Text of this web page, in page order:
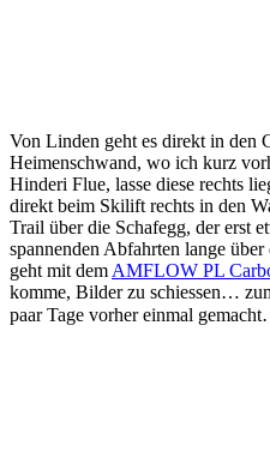
Von Linden geht es direkt in den
Heimenschwand, wo ich kurz
Hinderi Flue, lasse diese rechts
direkt beim Skilift rechts in den
Trail über die Schafegg, der erst
spannenden Abfahrten lange
geht mit demAMFLOW PL
komme, Bilder zu schiessen…
paar Tage vorher einmal